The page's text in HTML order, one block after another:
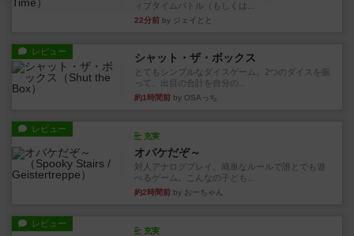
ィブタイムバトル（もしくは...
22分前 by ジェイとと
レビュー シャット・ザ・ボックス
とてもシンプルなダイスゲーム。2つのダイスを振
って、出目の合計を自分の...
約1時間前 by OSAっち
レビュー
充実
オバケだぞ～
対人アナログプレイ。簡単なルールで誰とでも遊
べるゲーム。こんなの子ども...
約2時間前 by おーちゃん
レビュー
充実